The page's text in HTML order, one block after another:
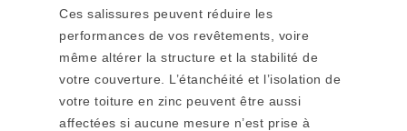
Ces salissures peuvent réduire les
performances de vos revêtements, voire
même altérer la structure et la stabilité de
votre couverture. L’étanchéité et l’isolation de
votre toiture en zinc peuvent être aussi
affectées si aucune mesure n’est prise à